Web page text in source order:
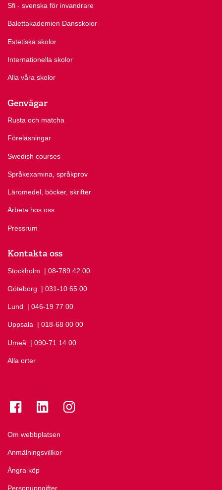
Sfi - svenska för invandrare
Balettakademien Dansskolor
Estetiska skolor
Internationella skolor
Alla våra skolor
Genvägar
Rusta och matcha
Föreläsningar
Swedish courses
Språkexamina, språkprov
Läromedel, böcker, skrifter
Arbeta hos oss
Pressrum
Kontakta oss
Stockholm Ring Stockholm på
| 08-789 42 00
Göteborg Ring Göteborg på
| 031-10 65 00
Lund Ring Lund på
| 046-19 77 00
Uppsala Ring Uppsala på
| 018-68 00 00
Umeå Ring Umeå på
| 090-71 14 00
Alla orter
Om webbplatsen
Anmälningsvillkor
Ångra köp
Personuppgifter
Se folkuniversitetet på Facebook
Se folkuniversitetet på LinkedIn